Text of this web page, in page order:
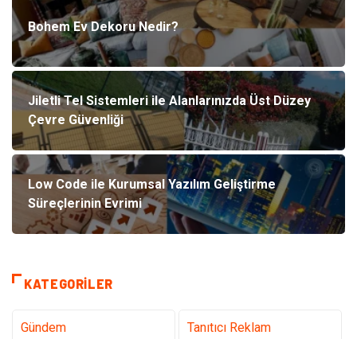
Bohem Ev Dekoru Nedir?
Jiletli Tel Sistemleri ile Alanlarınızda Üst Düzey
Çevre Güvenliği
Low Code ile Kurumsal Yazılım Geliştirme
Süreçlerinin Evrimi
KATEGORILER
Gündem Tanıtıcı Reklam